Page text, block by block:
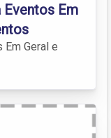
Em
Em Geral e